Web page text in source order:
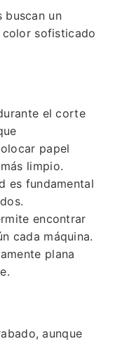
buscan un
sofisticado
el corte
papel
limpio.
es fundamental
encontrar
cada máquina.
plana
aunque